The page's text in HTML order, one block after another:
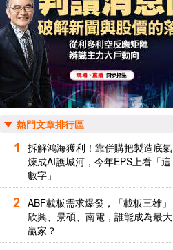
熱門文章排行區
拆解鴻海獲利！靠併購把製造底氣
煉成AI護城河，今年EPS上看「這
數字」
ABF載板需求爆發，「載板三雄」
欣興、景碩、南電，誰能成為最大
贏家？